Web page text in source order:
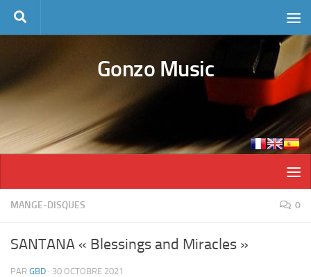
Skip to content
Gonzo Music
MANGE-DISQUES 0
SANTANA « Blessings and Miracles »
PAR GBD · 30 OCTOBRE 2021